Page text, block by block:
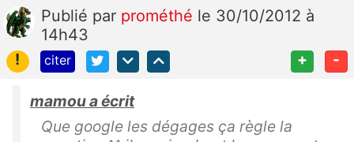
Publié par prométhé le 30/10/2012 à
14h43
!
citer + -
mamou a écrit
Que google les dégages ça règle la